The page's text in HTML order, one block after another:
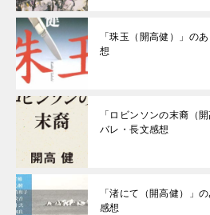
「珠玉（開高健）」の
想
「ロビンソンの末裔（
バレ・長文感想
「渚にて（開高健）」
感想